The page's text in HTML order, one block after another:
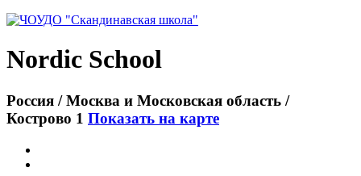
Nordic School
Россия / Москва и Московская область /
Кострово 1 Показать на карте